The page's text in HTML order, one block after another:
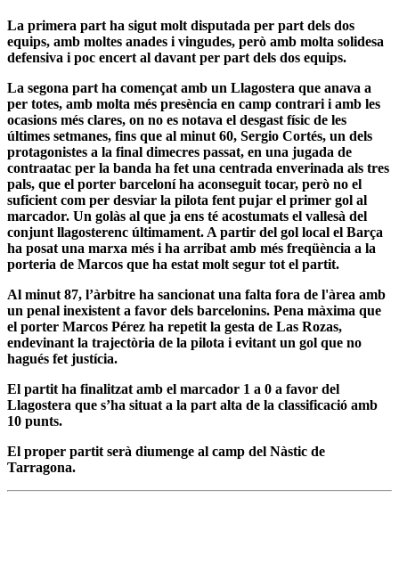
La primera part ha sigut molt disputada per part dels dos
equips, amb moltes anades i vingudes, però amb molta solidesa
defensiva i poc encert al davant per part dels dos equips.
La segona part ha començat amb un Llagostera que anava a
per totes, amb molta més presència en camp contrari i amb les
ocasions més clares, on no es notava el desgast físic de les
últimes setmanes, fins que al minut 60, Sergio Cortés, un dels
protagonistes a la final dimecres passat, en una jugada de
contraatac per la banda ha fet una centrada enverinada als tres
pals, que el porter barceloní ha aconseguit tocar, però no el
suficient com per desviar la pilota fent pujar el primer gol al
marcador. Un golàs al que ja ens té acostumats el vallesà del
conjunt llagosterenc últimament. A partir del gol local el Barça
ha posat una marxa més i ha arribat amb més freqüència a la
porteria de Marcos que ha estat molt segur tot el partit.
Al minut 87, l’àrbitre ha sancionat una falta fora de l'àrea amb
un penal inexistent a favor dels barcelonins. Pena màxima que
el porter Marcos Pérez ha repetit la gesta de Las Rozas,
endevinant la trajectòria de la pilota i evitant un gol que no
hagués fet justícia.
El partit ha finalitzat amb el marcador 1 a 0 a favor del
Llagostera que s’ha situat a la part alta de la classificació amb
10 punts.
El proper partit serà diumenge al camp del Nàstic de
Tarragona.